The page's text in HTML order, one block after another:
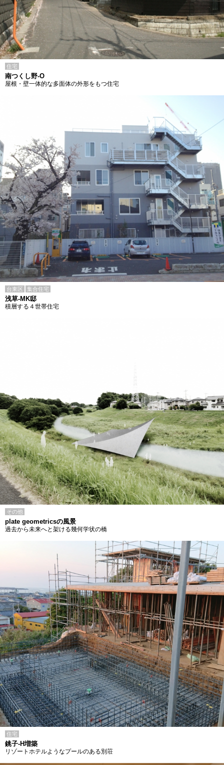
住宅
南つくし野-O
屋根・壁一体的な多面体の外形をもつ住宅
台東区 集合住宅
浅草-MK邸
積層する４世帯住宅
その他
plate geometricsの風景
過去から未来へと架ける幾何学状の橋
住宅
銚子-H増築
リゾートホテルようなプールのある別荘